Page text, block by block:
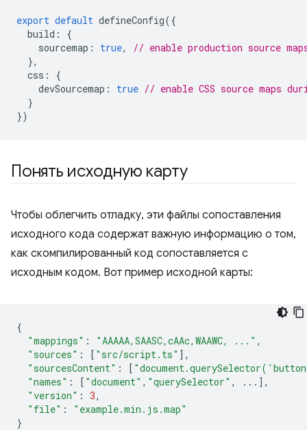
export default defineConfig({
build :
{
sourcemap : true,
// enable production source
},
css :
{
devSourcemap : true // enable CSS source maps
}
})
Понять исходную карту
Чтобы облегчить отладку, эти файлы сопоставления
исходного кода содержат важную информацию о том,
как скомпилированный код сопоставляется с
исходным кодом. Вот пример исходной карты:
{
"mappings" : "AAAAA,SAASC,cAAc,WAAWC, ..." ,
"sources" : [ "src/script.ts" ],
"sourcesContent" : [
"names" : [ "document" , "querySelector" ,
...],
"version" : 3,
"file" :
"example.min.js.map"
}